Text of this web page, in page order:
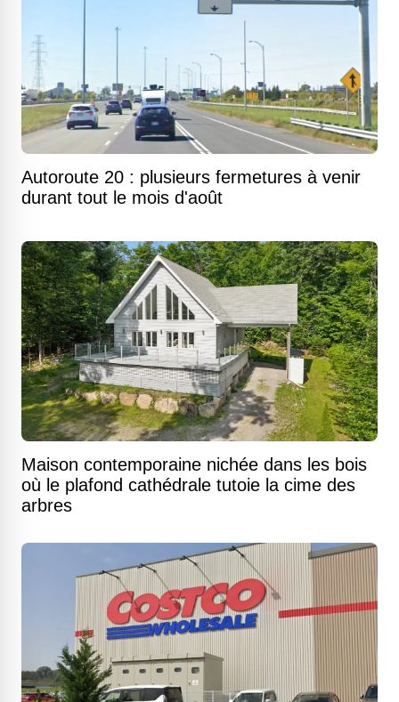
Autoroute 20 : plusieurs fermetures à venir
durant tout le mois d'août
Maison contemporaine nichée dans les bois
où le plafond cathédrale tutoie la cime des
arbres